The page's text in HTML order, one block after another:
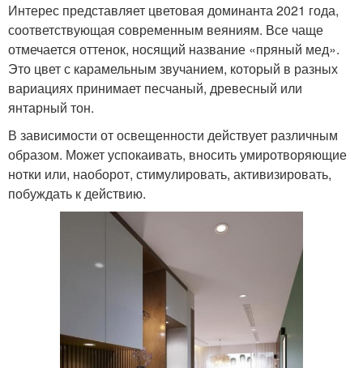
Интерес представляет цветовая доминанта 2021 года,
соответствующая современным веяниям. Все чаще
отмечается оттенок, носящий название «пряный мед».
Это цвет с карамельным звучанием, который в разных
вариациях принимает песчаный, древесный или
янтарный тон.
В зависимости от освещенности действует различным
образом. Может успокаивать, вносить умиротворяющие
нотки или, наоборот, стимулировать, активизировать,
побуждать к действию.